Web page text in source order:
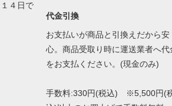
４日で
代金引換
お支払いが商品と引換えだから安
心。商品受取り時に運送業者へ代
をお支払ください。(現金のみ)
手数料:330円(税込) ※5,500円(